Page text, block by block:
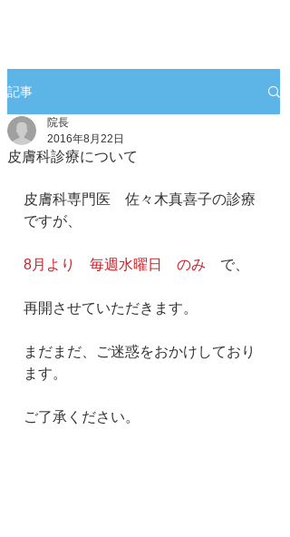
記事
皮膚科診療について
院長
2016年8月22日
皮膚科専門医　佐々木真喜子の診療
ですが、
8月より　毎週水曜日　のみ で、
再開させていただきます。
まだまだ、ご迷惑をおかけしており
ます。
ご了承ください。